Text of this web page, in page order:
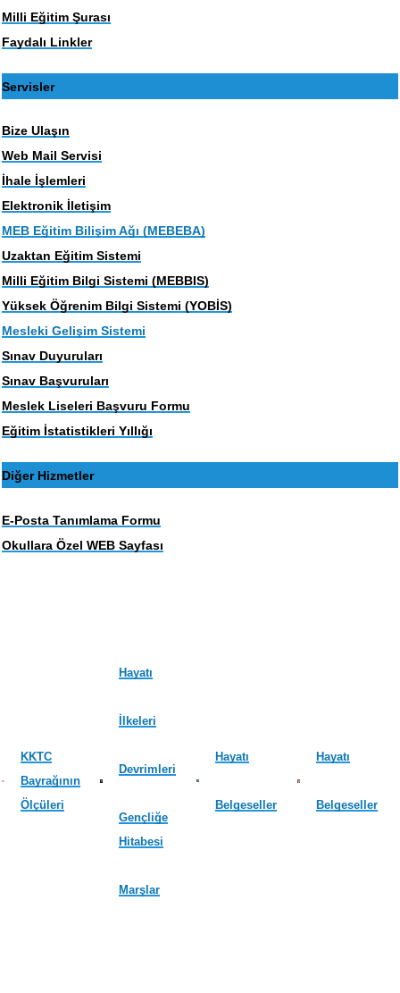
Milli Eğitim Şurası
Faydalı Linkler
Servisler
Bize Ulaşın
Web Mail Servisi
İhale İşlemleri
Elektronik İletişim
MEB Eğitim Bilişim Ağı (MEBEBA)
Uzaktan Eğitim Sistemi
Milli Eğitim Bilgi Sistemi (MEBBIS)
Yüksek Öğrenim Bilgi Sistemi (YOBİS)
Mesleki Gelişim Sistemi
Sınav Duyuruları
Sınav Başvuruları
Meslek Liseleri Başvuru Formu
Eğitim İstatistikleri Yıllığı
Diğer Hizmetler
E-Posta Tanımlama Formu
Okullara Özel WEB Sayfası
KKTC
Bayrağının
Ölçüleri
Hayatı
İlkeleri
Devrimleri
Gençliğe
Hitabesi
Marşlar
Hayatı
Belgeseller
Hayatı
Belgeseller